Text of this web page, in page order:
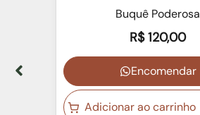
Buquê Poderosa
R$120,00
Encomendar
Adicionar ao carrinho